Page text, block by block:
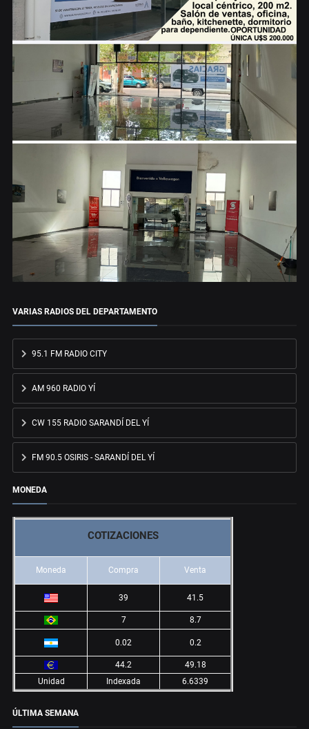
VARIAS RADIOS DEL DEPARTAMENTO
95.1 FM RADIO CITY
AM 960 RADIO YÍ
CW 155 RADIO SARANDÍ DEL YÍ
FM 90.5 OSIRIS - SARANDÍ DEL YÍ
MONEDA
COTIZACIONES
Moneda Compra Venta
39 41.5
7 8.7
0.02 0.2
44.2
49.18
Unidad
Indexada 6.6339
ÚLTIMA SEMANA